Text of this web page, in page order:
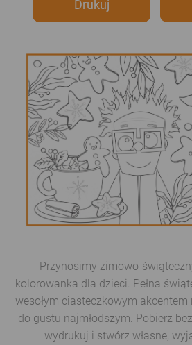
Drukuj
Przynosimy zimowo-
kolorowanka dla dzieci. Pełna
wesołym ciasteczkowym
do gustu najmłodszym. Pobierz
wydrukuj i stwórz własne,